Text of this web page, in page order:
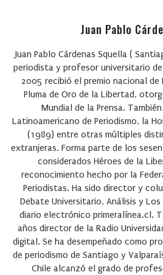
Juan Pablo
Juan Pablo Cárdenas Squella(
periodista y profesor universitario
2005 recibió el premio nacional de
Pluma de Oro de la Libertad,
Mundial de la Prensa.
Latinoamericano de Periodismo, la
(1989) entre otras múltiples
extranjeras. Forma parte de los
considerados Héroes de la
reconocimiento hecho por la
Periodistas. Ha sido director y
Debate Universitario, Análisis y
diario electrónico primeralínea.cl.
años director de la Radio
digital. Se ha desempeñado como
de periodismo de Santiago y
Chile alcanzó el grado de